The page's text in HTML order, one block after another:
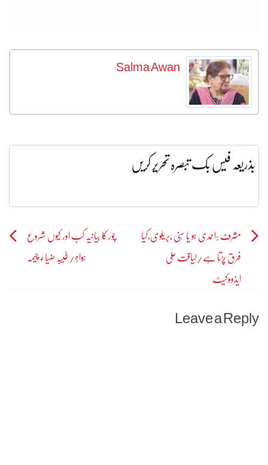
Salma Awan
بذریعہ فیس بک تبصرہ تحریر کریں
Post
navigation
مشرف :احمدی ہو یا سُنی ،بریلوی،کیا
فرق پڑتا ہے/لیاقت علی
ایڈووکیٹ
چور کا بیانیہ کب اور کیوں شروع
ہُوا؟/طیبہ ضیاء چیمہ
Leave a Reply